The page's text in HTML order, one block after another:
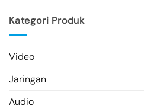
Kategori Produk
Video
Jaringan
Audio